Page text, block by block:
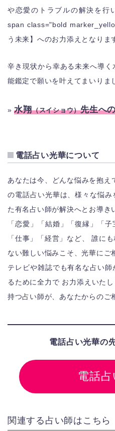
や恋愛のトラブルの解決を行
span class="bold
う未来】へのお力添え となりま
辛き現状から幸ある未来へ導
能鑑定で願いを叶えてまいりま
»水翔（スイショウ）先生へ
電話占い光華について
あなたは今、どんな悩みを抱え
の電話占い光華は、様々な悩
た有名占い師が解決へとお導き
「恋愛」「結婚」「復縁」「
「仕事」「経営」など、 誰に
ない難しい悩みこそ、光華にご
テレビや雑誌でも有名な占い
るために全力で お力添えいた
持つ占い師が、あなたからのご
電話占い光華の
電話
関連する占い師はこちら